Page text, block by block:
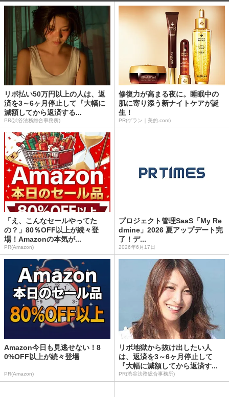
リボ払い50万円以上の人は、返
済を3～6ヶ月停止して『大幅に
減額してから返済する...
PR(渋谷法務総合事務所)
修復力が高まる夜に。睡眠中の
肌に寄り添う新ナイトケアが誕
生！
PR(ゲラン｜美的.com)
「え、こんなセールやってた
の？」80％OFF以上が続々登
場！Amazonの本気が...
PR(Amazon)
プロジェクト管理SaaS「My Re
dmine」2026 夏アップデート完
了！デ...
2026年6月17日
Amazon今日も見逃せない！8
0%OFF以上が続々登場
PR(Amazon)
リボ地獄から抜け出したい人
は、返済を3～6ヶ月停止して
『大幅に減額してから返済す...
PR(渋谷法務総合事務所)